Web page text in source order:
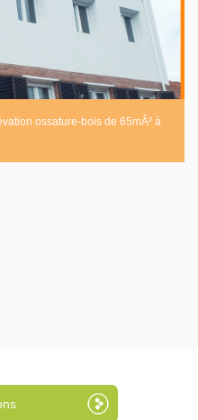
ossature-bois de 65mÂ² à